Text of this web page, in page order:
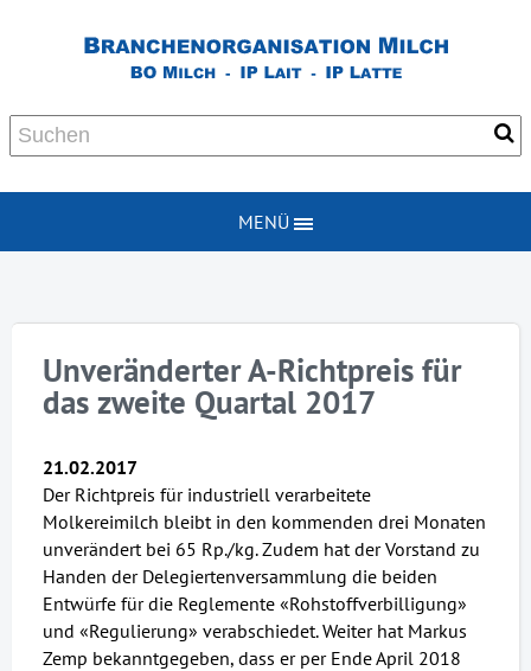
MENÜ
Unveränderter A-Richtpreis für
das zweite Quartal 2017
21.02.2017
Der Richtpreis für industriell verarbeitete
Molkereimilch bleibt in den kommenden drei Monaten
unverändert bei 65 Rp./kg. Zudem hat der Vorstand zu
Handen der Delegiertenversammlung die beiden
Entwürfe für die Reglemente «Rohstoffverbilligung»
und «Regulierung» verabschiedet. Weiter hat Markus
Zemp bekanntgegeben, dass er per Ende April 2018